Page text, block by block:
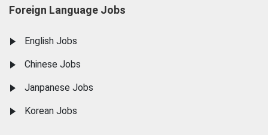
Foreign Language Jobs
English Jobs
Chinese Jobs
Janpanese Jobs
Korean Jobs